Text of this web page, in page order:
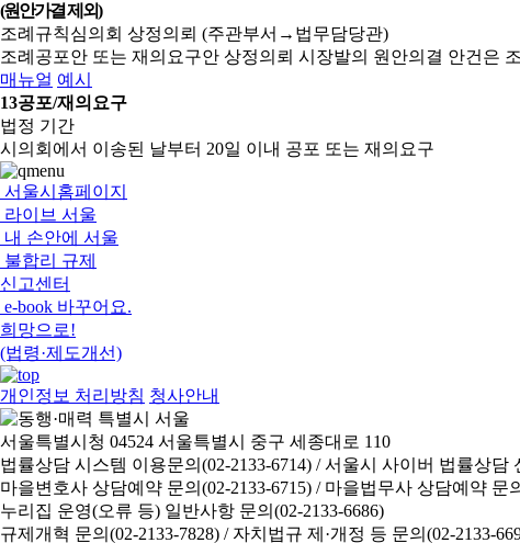
(원안가결 제외)
조례규칙심의회 상정의뢰 (주관부서→법무담당관)
조례공포안 또는 재의요구안 상정의뢰 시장발의 원안의결 안건은
매뉴얼 예시
13공포/재의요구
법정 기간
시의회에서 이송된 날부터 20일 이내 공포 또는 재의요구
서울시홈페이지
라이브 서울
내 손안에 서울
불합리 규제
신고센터
e-book 바꾸어요.
희망으로!
(법령·제도개선)
개인정보 처리방침 청사안내
서울특별시청 04524 서울특별시 중구 세종대로 110
법률상담 시스템 이용문의(02-2133-6714) /서울시 사이버 법률상담
마을변호사 상담예약 문의(02-2133-6715) / 마을법무사 상담예약 문
누리집 운영(오류 등) 일반사항 문의(02-2133-6686)
규제개혁 문의(02-2133-7828) / 자치법규 제·개정 등 문의(02-2133-